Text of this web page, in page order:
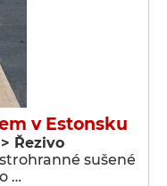
v Estonsku
Řezivo
sušené
…